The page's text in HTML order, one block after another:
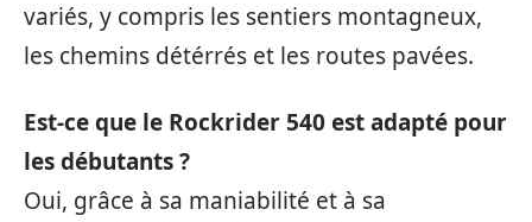
variés, y compris les sentiers montagneux,
les chemins détérrés et les routes pavées.
Est-ce que le Rockrider 540 est adapté pour
les débutants ?
Oui, grâce à sa maniabilité et à sa